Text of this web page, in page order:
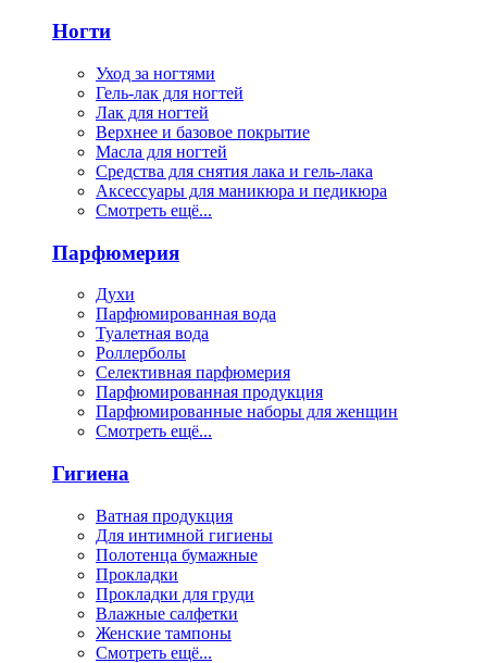
Ногти
Уход за ногтями
Гель-лак для ногтей
Лак для ногтей
Верхнее и базовое покрытие
Масла для ногтей
Средства для снятия лака и гель-лака
Аксессуары для маникюра и педикюра
Смотреть ещё...
Парфюмерия
Духи
Парфюмированная вода
Туалетная вода
Роллерболы
Селективная парфюмерия
Парфюмированная продукция
Парфюмированные наборы для женщин
Смотреть ещё...
Гигиена
Ватная продукция
Для интимной гигиены
Полотенца бумажные
Прокладки
Прокладки для груди
Влажные салфетки
Женские тампоны
Смотреть ещё...